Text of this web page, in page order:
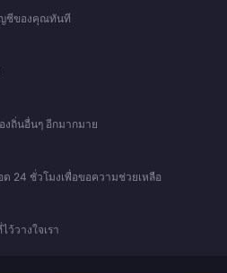
ญชีของคุณทันที
งถิ่นอื่นๆ อีกมากมาย
24 ชั่วโมงเพื่อขอความช่วยเหลือ
วางใจเรา